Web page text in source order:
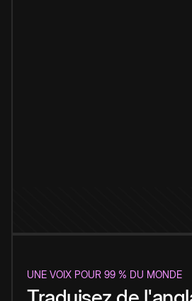
UNE VOIX POUR 99 % DU MONDE